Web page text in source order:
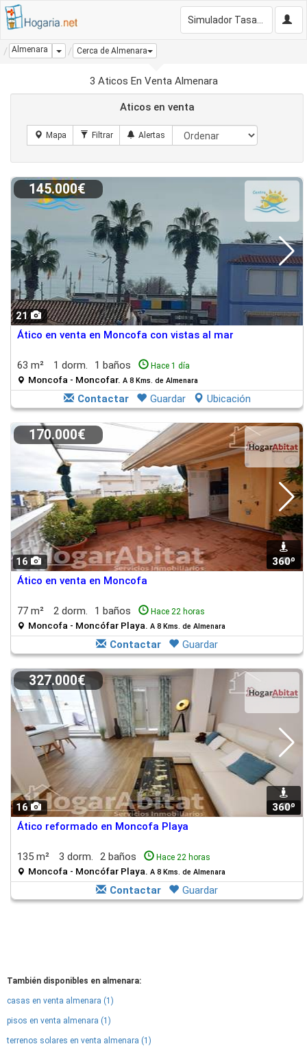
Almenara Dropdown
Cerca de Almenara
3 Aticos En Venta Almenara
Aticos en venta
21
145.000€
Ático en venta en Moncofa con vistas al mar
63 m² 1 dorm. 1 baños Hace 1 día
Moncofa - Moncofar. A 8 Kms. de Almenara
Contactar Guardar Ubicación
16 1
360º
170.000€
Ático en venta en Moncofa
77 m² 2 dorm. 1 baños Hace 22 horas
Moncofa - Moncófar Playa. A 8 Kms. de Almenara
Contactar Guardar
16 1
360º
327.000€
Ático reformado en Moncofa Playa
135 m² 3 dorm. 2 baños Hace 22 horas
Moncofa - Moncófar Playa. A 8 Kms. de Almenara
Contactar Guardar
También disponibles en almenara:
casas en venta almenara (1)
pisos en venta almenara (1)
terrenos solares en venta almenara (1)